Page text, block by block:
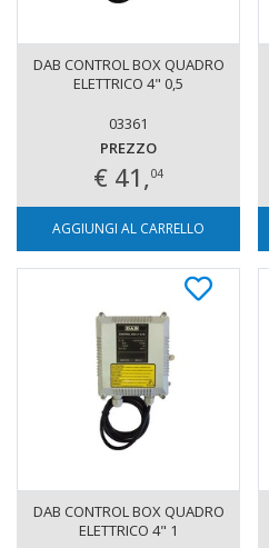
DAB CONTROL BOX QUADRO
ELETTRICO 4" 0,5
03361
PREZZO
€ 41,04
AGGIUNGI AL CARRELLO
DAB CONTROL BOX QUADRO
ELETTRICO 4" 1